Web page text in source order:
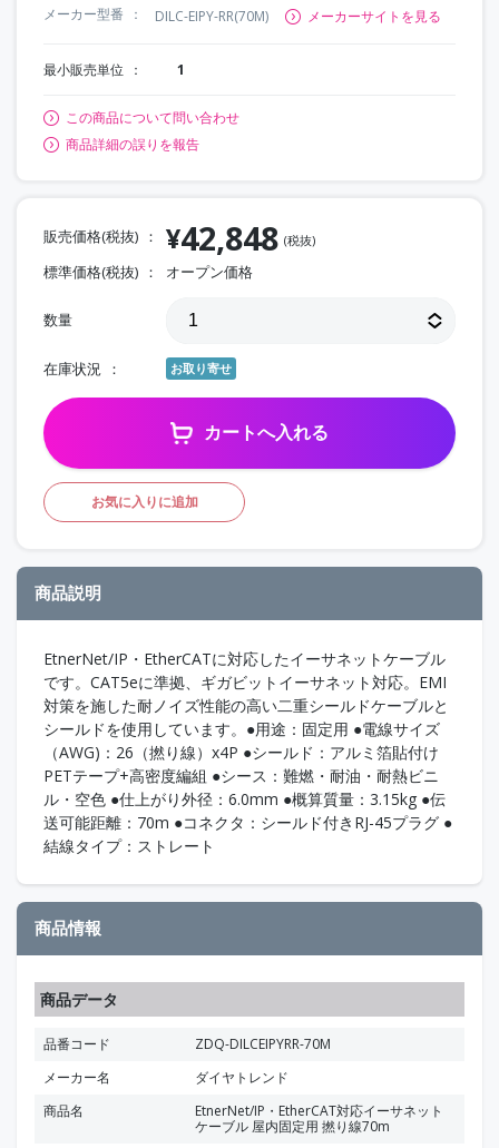
メーカー型番
DILC-EIPY-RR(70M) メーカーサイトを見る
最小販売単位 1
この商品について問い合わせ
商品詳細の誤りを報告
販売価格(税抜) ¥42,848 (税抜)
標準価格(税抜) オープン価格
数量
在庫状況 お取り寄せ
カートへ入れる
お気に入りに追加
商品説明
EtnerNet/IP・EtherCATに対応したイーサネットケーブル
です。CAT5eに準拠、ギガビットイーサネット対応。EMI
対策を施した耐ノイズ性能の高い二重シールドケーブルと
シールドを使用しています。●用途：固定用 ●電線サイズ
（AWG)：26（撚り線）x4P ●シールド：アルミ箔貼付け
PETテープ+高密度編組 ●シース：難燃・耐油・耐熱ビニ
ル・空色 ●仕上がり外径：6.0mm ●概算質量：3.15kg ●伝
送可能距離：70m ●コネクタ：シールド付きRJ-45プラグ ●
結線タイプ：ストレート
商品情報
商品データ
品番コード
ZDQ-DILCEIPYRR-70M
メーカー名
ダイヤトレンド
商品名
EtnerNet/IP・EtherCAT対応イーサネット
ケーブル 屋内固定用 撚り線70m